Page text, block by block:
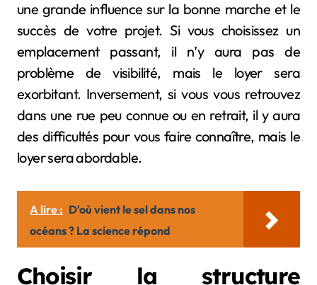
une grande influence sur la bonne marche et le
succès de votre projet. Si vous choisissez un
emplacement passant, il n’y aura pas de
problème de visibilité, mais le loyer sera
exorbitant. Inversement, si vous vous retrouvez
dans une rue peu connue ou en retrait, il y aura
des difficultés pour vous faire connaître, mais le
loyer sera abordable.
A lire : D'où vient le sel dans nos
océans ? La science répond
Choisir la structure